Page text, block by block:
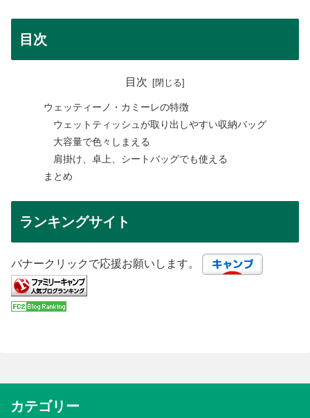
目次
目次
ウェッティーノ・カミーレの特徴
ウェットティッシュが取り出しやすい収納バッグ
大容量で色々しまえる
肩掛け、卓上、シートバッグでも使える
まとめ
ランキングサイト
バナークリックで応援お願いします。
カテゴリー